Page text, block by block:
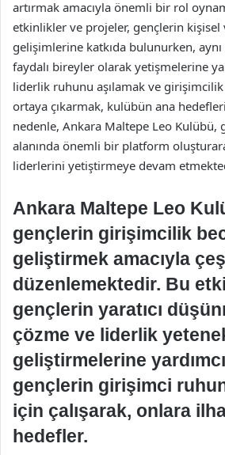
artırmak amacıyla önemli bir rol
etkinlikler ve projeler, gençlerin kişisel
gelişimlerine katkıda bulunurken,
faydalı bireyler olarak yetişmelerine
liderlik ruhunu aşılamak ve
ortaya çıkarmak, kulübün ana
nedenle, Ankara Maltepe Leo
alanında önemli bir platform
liderlerini yetiştirmeye devam
Ankara Maltepe Leo
gençlerin girişimcilik
geliştirmek amacıyla
düzenlemektedir. Bu
gençlerin yaratıcı
çözme ve liderlik
geliştirmelerine
gençlerin girişimci
için çalışarak, onlara
hedefler.